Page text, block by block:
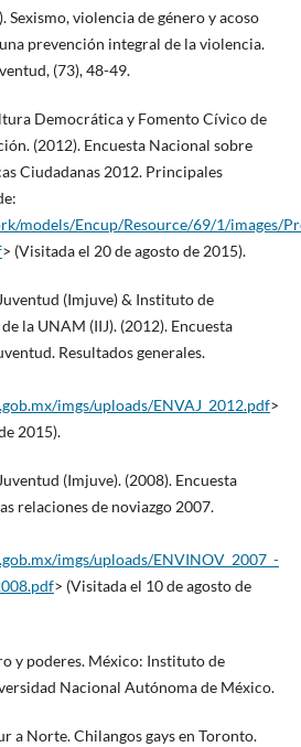
Sexismo, violencia de género y acoso
prevención integral de la violencia.
(73), 48-49.
Democrática y Fomento Cívico de
(2012). Encuesta Nacional sobre
Ciudadanas 2012. Principales
models/Encup/Resource/69/1/images/
> (Visitada el 20 de agosto de 2015).
(Imjuve) & Instituto de
la UNAM (IIJ). (2012). Encuesta
Resultados generales.
imgs/uploads/ENVAJ_2012.pdf>
2015).
(Imjuve). (2008). Encuesta
relaciones de noviazgo 2007.
imgs/uploads/ENVINOV_2007_-
> (Visitada el 10 de agosto de
y poderes. México: Instituto de
Nacional Autónoma de México.
a Norte. Chilangos gays en Toronto.